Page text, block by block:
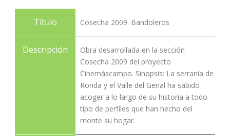
Título Cosecha 2009. Bandoleros
Descripción
Obra desarrollada en la sección
Cosecha 2009 del proyecto
Cinemáscampo. Sinopsis: La serranía de
Ronda y el Valle del Genal ha sabido
acoger a lo largo de su historia a todo
tipo de perfiles que han hecho del
monte su hogar.